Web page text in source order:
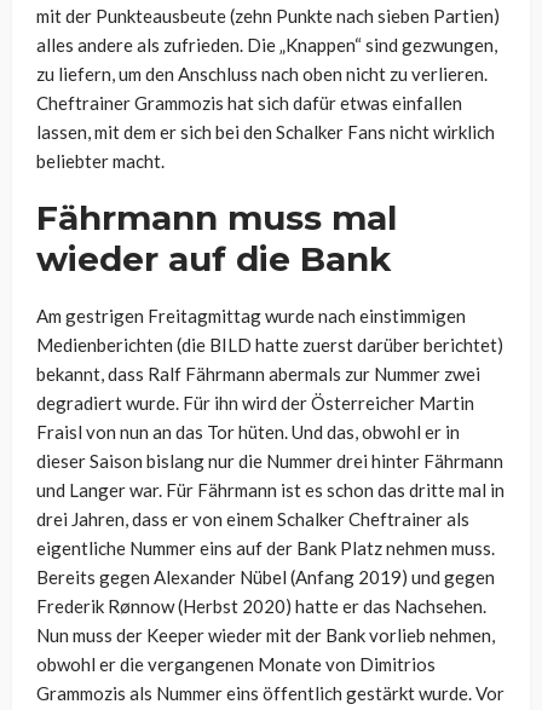
mit der Punkteausbeute (zehn Punkte nach sieben Partien)
alles andere als zufrieden. Die „Knappen“ sind gezwungen,
zu liefern, um den Anschluss nach oben nicht zu verlieren.
Cheftrainer Grammozis hat sich dafür etwas einfallen
lassen, mit dem er sich bei den Schalker Fans nicht wirklich
beliebter macht.
Fährmann muss mal
wieder auf die Bank
Am gestrigen Freitagmittag wurde nach einstimmigen
Medienberichten (die BILD hatte zuerst darüber berichtet)
bekannt, dass Ralf Fährmann abermals zur Nummer zwei
degradiert wurde. Für ihn wird der Österreicher Martin
Fraisl von nun an das Tor hüten. Und das, obwohl er in
dieser Saison bislang nur die Nummer drei hinter Fährmann
und Langer war. Für Fährmann ist es schon das dritte mal in
drei Jahren, dass er von einem Schalker Cheftrainer als
eigentliche Nummer eins auf der Bank Platz nehmen muss.
Bereits gegen Alexander Nübel (Anfang 2019) und gegen
Frederik Rønnow (Herbst 2020) hatte er das Nachsehen.
Nun muss der Keeper wieder mit der Bank vorlieb nehmen,
obwohl er die vergangenen Monate von Dimitrios
Grammozis als Nummer eins öffentlich gestärkt wurde. Vor